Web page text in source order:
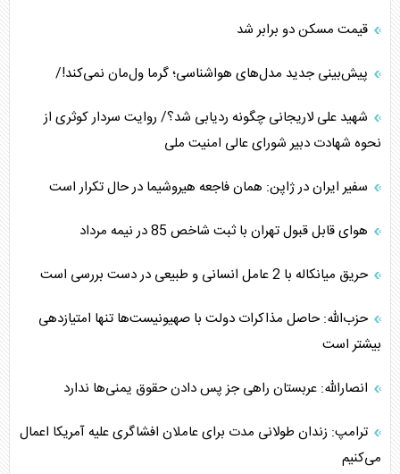
قیمت مسکن دو برابر شد
پیش‌بینی جدید مدل‌های هواشناسی؛ گرما ول‌مان نمی‌کند!/
شهید علی لاریجانی چگونه ردیابی شد؟/ روایت سردار کوثری از
نحوه شهادت دبیر شورای عالی امنیت ملی
سفیر ایران در ژاپن: همان فاجعه هیروشیما در حال تکرار است
هوای قابل قبول تهران با ثبت شاخص 85 در نیمه مرداد
حریق میانکاله با 2 عامل انسانی و طبیعی در دست بررسی است
حزب‌الله: حاصل مذاکرات دولت با صهیونیست‌ها تنها امتیازدهی‌
بیشتر است
انصارالله: عربستان راهی جز پس دادن حقوق یمنی‌ها ندارد
ترامپ: زندان طولانی مدت برای عاملان افشاگری‌ علیه آمریکا اعمال
می‌کنیم